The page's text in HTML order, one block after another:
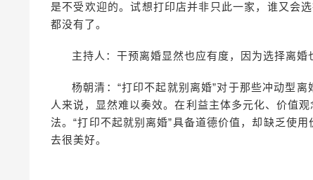
是不受欢迎的。试想打印店并非只此一家，谁又会
都没有了。
主持人：干预离婚显然也应有度，因为选择离婚
杨朝清：“打印不起就别离婚”对于那些冲动型
人来说，显然难以奏效。在利益主体多元化、价值
法。“打印不起就别离婚”具备道德价值，却缺乏使
去很美好。